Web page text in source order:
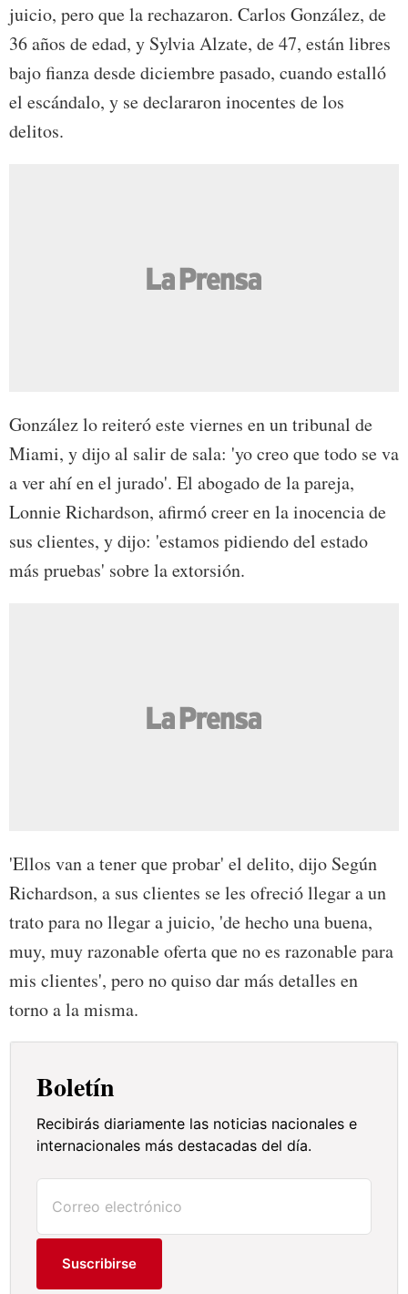
juicio, pero que la rechazaron. Carlos González, de
36 años de edad, y Sylvia Alzate, de 47, están libres
bajo fianza desde diciembre pasado, cuando estalló
el escándalo, y se declararon inocentes de los
delitos.
González lo reiteró este viernes en un tribunal de
Miami, y dijo al salir de sala: 'yo creo que todo se va
a ver ahí en el jurado'. El abogado de la pareja,
Lonnie Richardson, afirmó creer en la inocencia de
sus clientes, y dijo: 'estamos pidiendo del estado
más pruebas' sobre la extorsión.
'Ellos van a tener que probar' el delito, dijo Según
Richardson, a sus clientes se les ofreció llegar a un
trato para no llegar a juicio, 'de hecho una buena,
muy, muy razonable oferta que no es razonable para
mis clientes', pero no quiso dar más detalles en
torno a la misma.
Boletín
Recibirás diariamente las noticias nacionales e
internacionales más destacadas del día.
Suscribirse